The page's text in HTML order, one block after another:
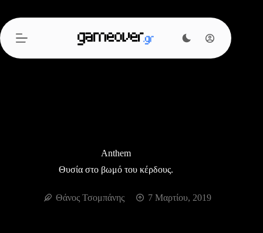
περιεχόμενο
Anthem
Θυσία στο βωμό του κέρδους.
Θάνος Τσομπάνης 7 Μαρτίου, 2019